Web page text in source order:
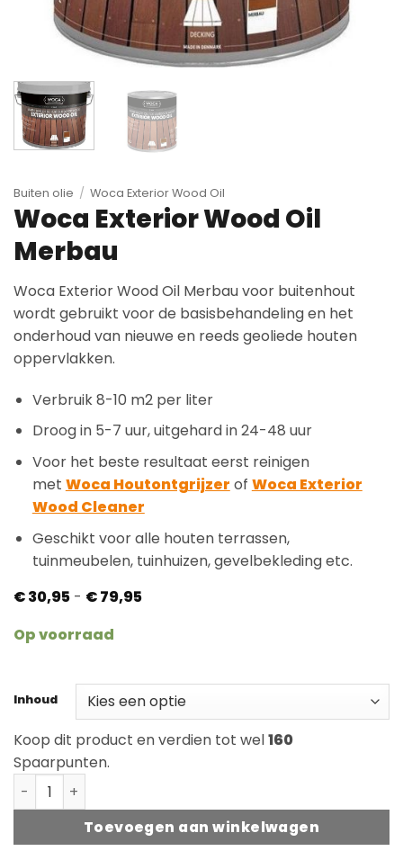
Buiten olie / Woca Exterior Wood Oil
Woca Exterior Wood Oil
Merbau
Woca Exterior Wood Oil Merbau voor buitenhout
wordt gebruikt voor de basisbehandeling en het
onderhoud van nieuwe en reeds geoliede houten
oppervlakken.
Verbruik 8-10 m2 per liter
Droog in 5-7 uur, uitgehard in 24-48 uur
Voor het beste resultaat eerst reinigen
met Woca Houtontgrijzer of Woca Exterior
Wood Cleaner
Geschikt voor alle houten terrassen,
tuinmeubelen, tuinhuizen, gevelbekleding etc.
€30,95 - €79,95Prijsklasse:
Op voorraad
Inhoud
Koop dit product en verdien tot wel160
Spaarpunten.
Woca Exterior Wood Oil Merbau aantal
Toevoegen aan winkelwagen